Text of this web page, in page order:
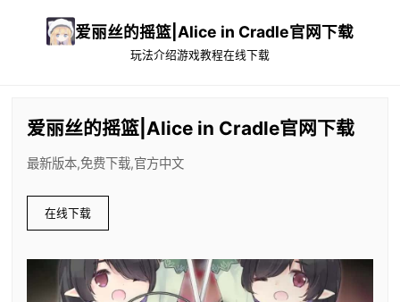
爱丽丝的摇篮|Alice in Cradle官网下载
玩法介绍游戏教程在线下载
爱丽丝的摇篮|Alice in Cradle官网下载
最新版本,免费下载,官方中文
在线下载